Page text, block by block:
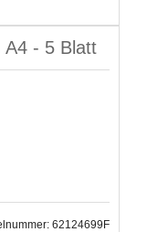
A4 - 5 Blatt
62124699F